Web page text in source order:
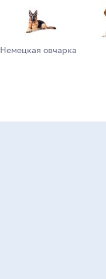
Немецкая овчарка